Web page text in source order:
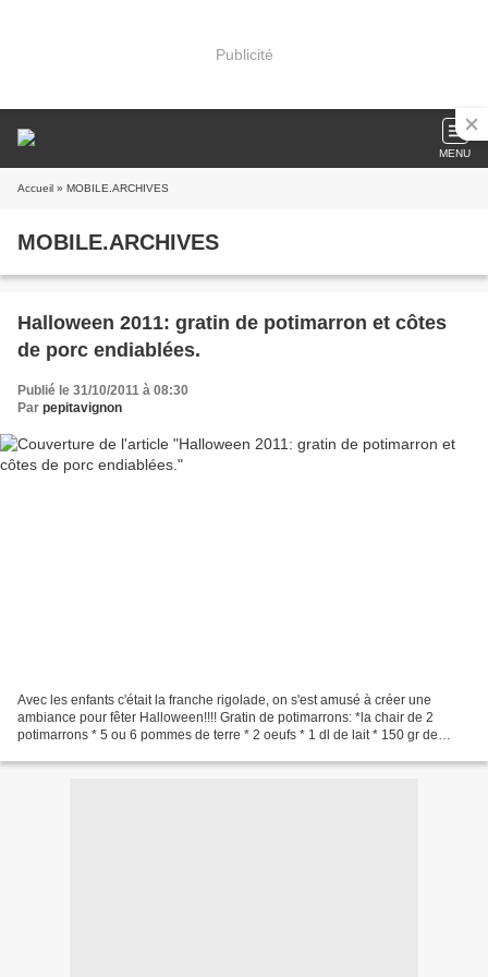
Publicité
MENU
Accueil » MOBILE.ARCHIVES
MOBILE.ARCHIVES
Halloween 2011: gratin de potimarron et côtes
de porc endiablées.
Publié le 31/10/2011 à 08:30
Par pepitavignon
Avec les enfants c'était la franche rigolade, on s'est amusé à créer une
ambiance pour fêter Halloween!!!! Gratin de potimarrons: *la chair de 2
potimarrons * 5 ou 6 pommes de terre * 2 oeufs * 1 dl de lait * 150 gr de